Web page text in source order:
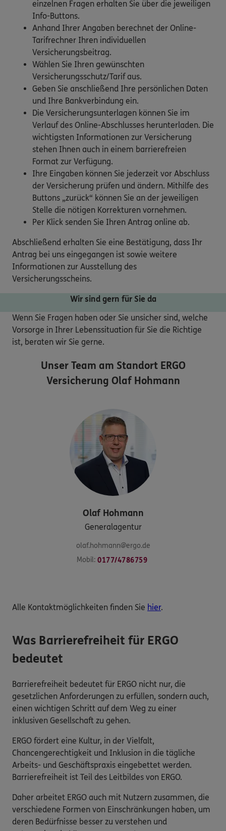
einzelnen Fragen erhalten Sie über die jeweiligen
Info-Buttons.
Anhand Ihrer Angaben berechnet der Online-
Tarifrechner Ihren individuellen
Versicherungsbeitrag.
Wählen Sie Ihren gewünschten
Versicherungsschutz/Tarif aus.
Geben Sie anschließend Ihre persönlichen Daten
und Ihre Bankverbindung ein.
Die Versicherungsunterlagen können Sie im
Verlauf des Online-Abschlusses herunterladen. Die
wichtigsten Informationen zur Versicherung
stehen Ihnen auch in einem barrierefreien
Format zur Verfügung.
Ihre Eingaben können Sie jederzeit vor Abschluss
der Versicherung prüfen und ändern. Mithilfe des
Buttons „zurück“ können Sie an der jeweiligen
Stelle die nötigen Korrekturen vornehmen.
Per Klick senden Sie Ihren Antrag online ab.
Abschließend erhalten Sie eine Bestätigung, dass Ihr
Antrag bei uns eingegangen ist sowie weitere
Informationen zur Ausstellung des
Versicherungsscheins.
Wir sind gern für Sie da
Wenn Sie Fragen haben oder Sie unsicher sind, welche
Vorsorge in Ihrer Lebenssituation für Sie die Richtige
ist, beraten wir Sie gerne.
Unser Team am StandortERGO
Versicherung Olaf Hohmann
Olaf Hohmann
Generalagentur
olaf.hohmann@ergo.de
Mobil: 0177/4786759
Alle Kontaktmöglichkeiten finden Sie hier.
Was Barrierefreiheit für ERGO
bedeutet
Barrierefreiheit bedeutet für ERGO nicht nur, die
gesetzlichen Anforderungen zu erfüllen, sondern auch,
einen wichtigen Schritt auf dem Weg zu einer
inklusiven Gesellschaft zu gehen.
ERGO fördert eine Kultur, in der Vielfalt,
Chancengerechtigkeit und Inklusion in die tägliche
Arbeits- und Geschäftspraxis eingebettet werden.
Barrierefreiheit ist Teil des Leitbildes von ERGO.
Daher arbeitet ERGO auch mit Nutzern zusammen, die
verschiedene Formen von Einschränkungen haben, um
deren Bedürfnisse besser zu verstehen und